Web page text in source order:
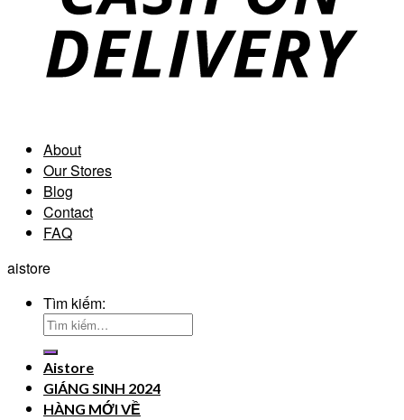
About
Our Stores
Blog
Contact
FAQ
aistore
Tìm kiếm:
Aistore
GIÁNG SINH 2024
HÀNG MỚI VỀ